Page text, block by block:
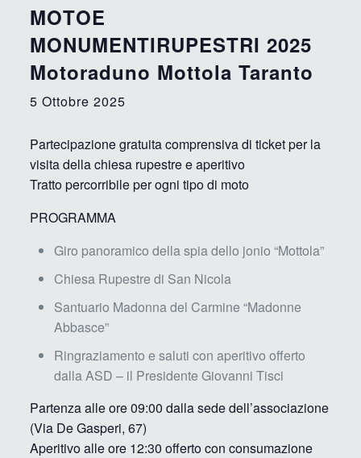
MOTOE
MONUMENTIRUPESTRI 2025
Motoraduno Mottola Taranto
5 Ottobre 2025
Partecipazione gratuita comprensiva di ticket per la
visita della chiesa rupestre e aperitivo
Tratto percorribile per ogni tipo di moto
PROGRAMMA
Giro panoramico della spia dello jonio “Mottola”
Chiesa Rupestre di San Nicola
Santuario Madonna del Carmine “Madonne
Abbasce”
Ringraziamento e saluti con aperitivo offerto
dalla ASD – il Presidente Giovanni Tisci
Partenza alle ore 09:00 dalla sede dell’associazione
(Via De Gasperi, 67)
Aperitivo alle ore 12:30 offerto con consumazione